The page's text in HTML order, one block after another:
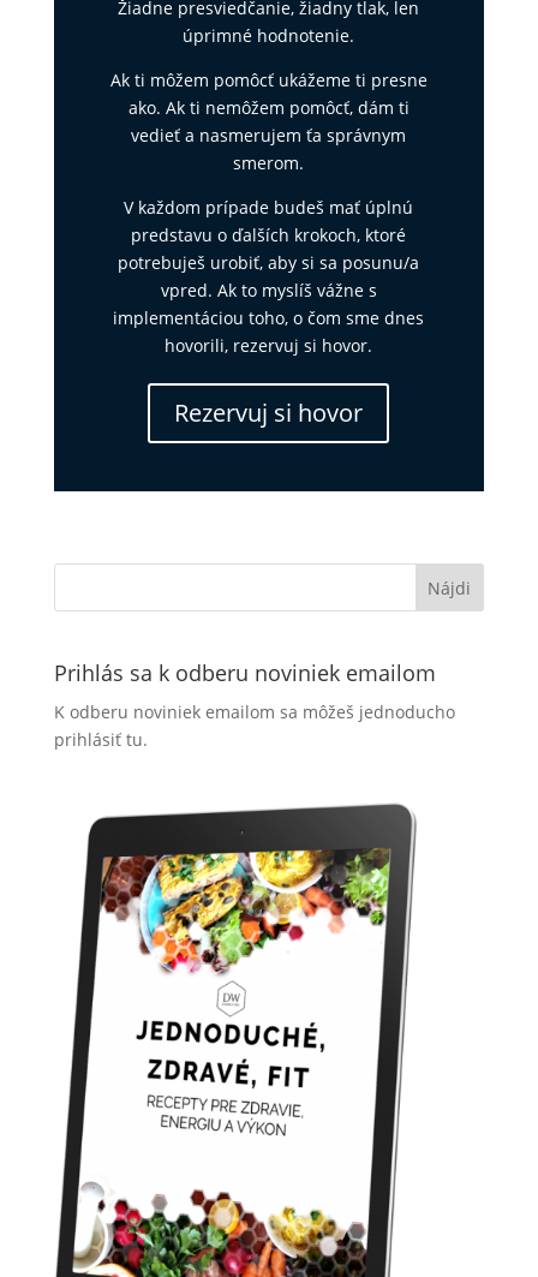
Žiadne presviedčanie, žiadny tlak, len
úprimné hodnotenie.
Ak ti môžem pomôcť ukážeme ti presne
ako. Ak ti nemôžem pomôcť, dám ti
vedieť a nasmerujem ťa správnym
smerom.
V každom prípade budeš mať úplnú
predstavu o ďalších krokoch, ktoré
potrebuješ urobiť, aby si sa posunu/a
vpred. Ak to myslíš vážne s
implementáciou toho, o čom sme dnes
hovorili, rezervuj si hovor.
Rezervuj si hovor
Prihlás sa k odberu noviniek emailom
K odberu noviniek emailom sa môžeš jednoducho
prihlásiť tu.